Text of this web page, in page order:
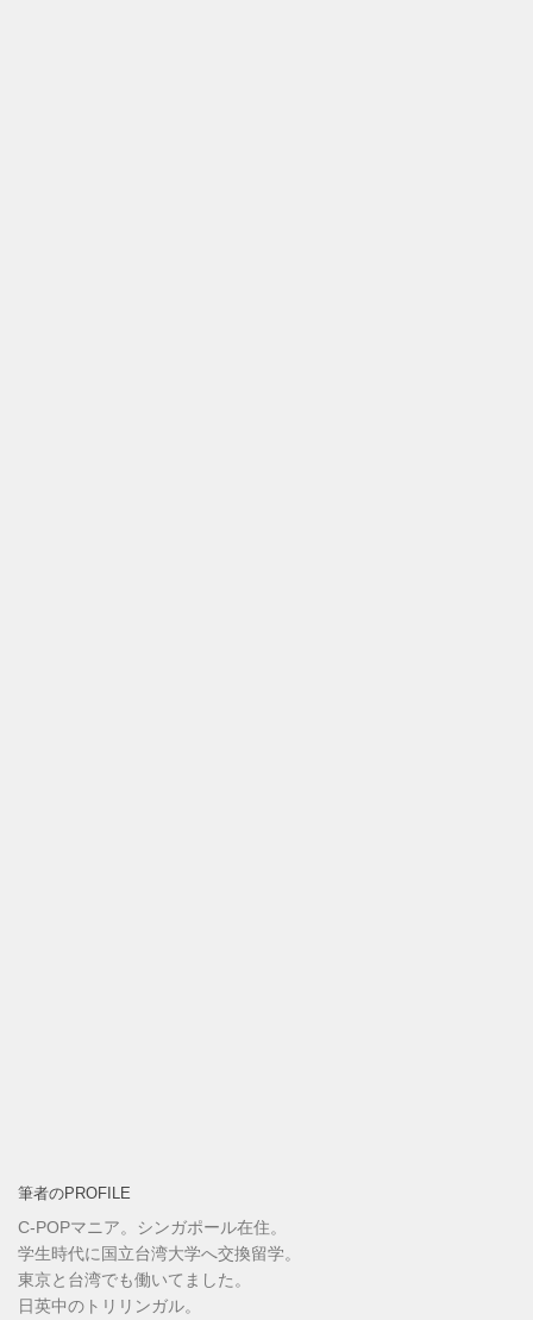
筆者のPROFILE
C-POPマニア。シンガポール在住。
学生時代に国立台湾大学へ交換留学。
東京と台湾でも働いてました。
日英中のトリリンガル。